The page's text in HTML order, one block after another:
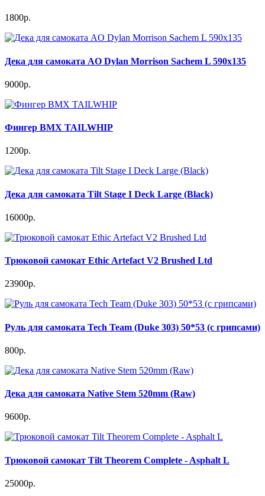
1800р.
Дека для самоката AO Dylan Morrison Sachem L 590x135
9000р.
Фингер BMX TAILWHIP
1200р.
Дека для самоката Tilt Stage I Deck Large (Black)
16000р.
Трюковой самокат Ethic Artefact V2 Brushed Ltd
23900р.
Руль для самоката Tech Team (Duke 303) 50*53 (c грипсами)
800р.
Дека для самоката Native Stem 520mm (Raw)
9600р.
Трюковой самокат Tilt Theorem Complete - Asphalt L
25000р.